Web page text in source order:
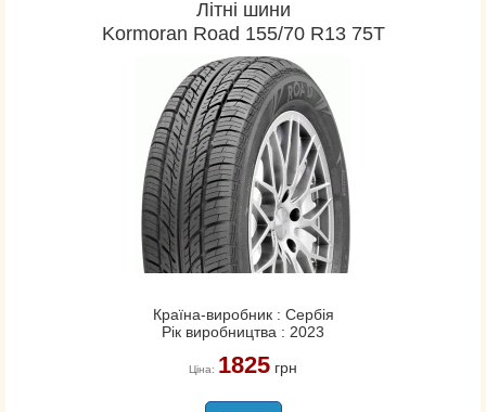
Літні шини
Kormoran Road 155/70 R13 75T
Країна-виробник : Сербія
Рік виробництва : 2023
Ціна: 1825грн